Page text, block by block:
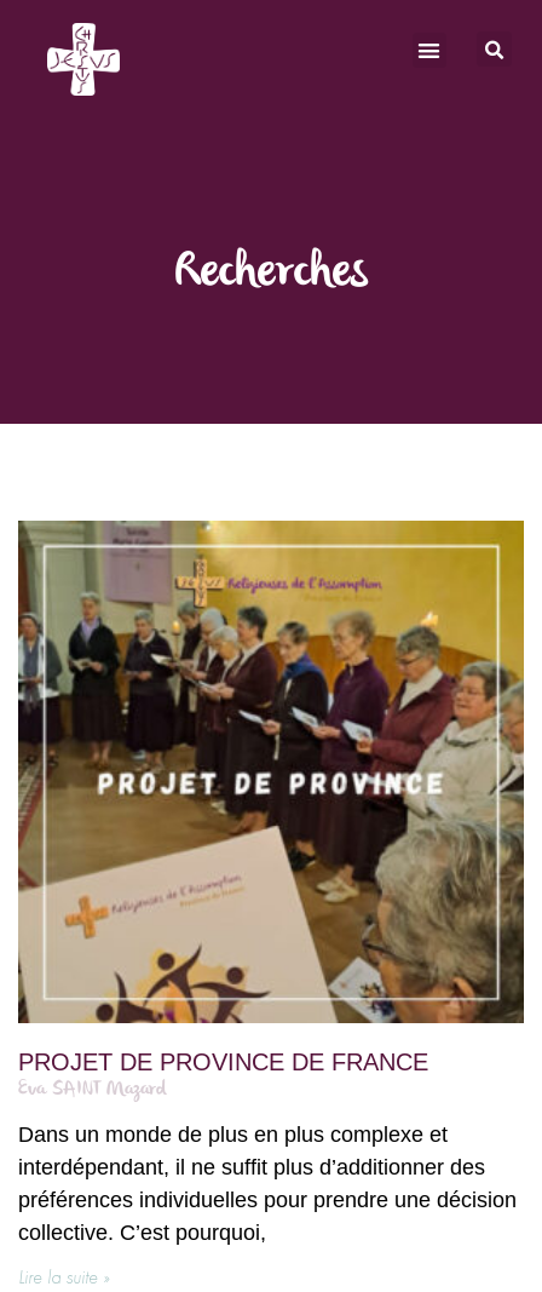
Recherches
PROJET DE PROVINCE DE FRANCE
Eva SAINT Mazard
Dans un monde de plus en plus complexe et
interdépendant, il ne suffit plus d’additionner des
préférences individuelles pour prendre une décision
collective. C’est pourquoi,
Lire la suite »